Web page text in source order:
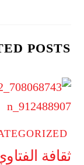
POSTS
ثقافة